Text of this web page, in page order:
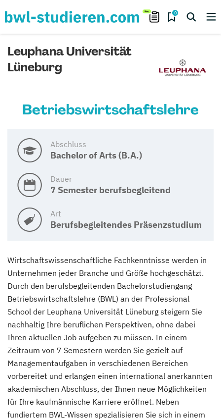
0
Leuphana Universität
Lüneburg
Betriebswirtschaftslehre
Abschluss
Bachelor of Arts (B.A.)
Dauer
7 Semester berufsbegleitend
Art
Berufsbegleitendes Präsenzstudium
Wirtschaftswissenschaftliche Fachkenntnisse werden in
Unternehmen jeder Branche und Größe hochgeschätzt.
Durch den berufsbegleitenden Bachelorstudiengang
Betriebswirtschaftslehre (BWL) an der Professional
School der Leuphana Universität Lüneburg steigern Sie
nachhaltig Ihre beruflichen Perspektiven, ohne dabei
Ihren aktuellen Job aufgeben zu müssen. In einem
Zeitraum von 7 Semestern werden Sie gezielt auf
Managementaufgaben in verschiedenen Bereichen
vorbereitet und erlangen einen international anerkannten
akademischen Abschluss, der Ihnen neue Möglichkeiten
für Ihre kaufmännische Karriere eröffnet. Neben
fundiertem BWL-Wissen spezialisieren Sie sich in einem